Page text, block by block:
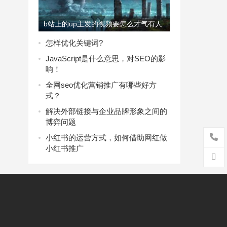
b站上的up主发的视频要怎么才气有人
看？
怎样优化关键词?
JavaScript是什么意思，对SEO的影
响！
全网seo优化营销推广有哪些好方
式？
解决外部链接与企业品牌形象之间的
博弈问题
小红书的运营方式，如何借助网红做
小红书推广